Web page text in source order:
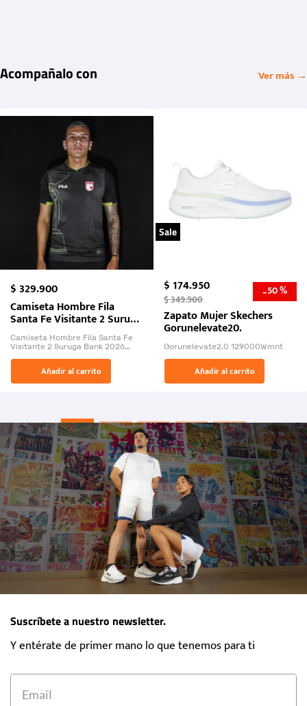
Acompañalo con Ver más →
$329.900
Camiseta Hombre Fila
Santa Fe Visitante 2 Suruga
Bank 2026
Camiseta Hombre Fila Santa Fe
Visitante 2 Suruga Bank 2026
El Rugido del Sol Naciente:
“Primeros para la Et...
Añadir al carrito
Sale
$174.950
$349.900 -50 %
Zapato Mujer Skechers
Gorunelevate20.
Gorunelevate2.0 129000Wmnt
Añadir al carrito
Suscríbete a nuestro newsletter.
Y entérate de primer mano lo que tenemos para ti